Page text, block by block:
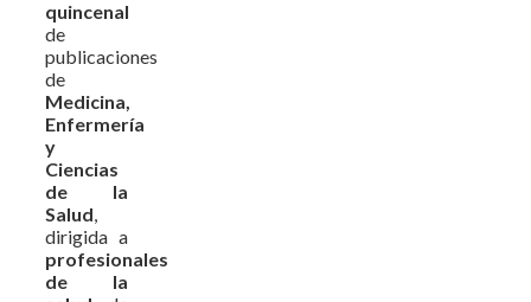
quincenal
de
publicaciones
de
Medicina,
Enfermería
y
Ciencias
de la
Salud,
dirigida a
profesionales
de la